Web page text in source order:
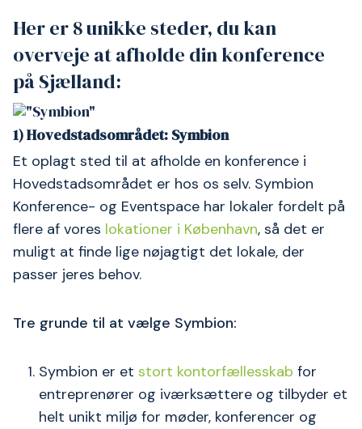
Her er 8 unikke steder, du kan
overveje at afholde din konference
på Sjælland:
1) Hovedstadsområdet: Symbion
Et oplagt sted til at afholde en konference i
Hovedstadsområdet er hos os selv. Symbion
Konference- og Eventspace har lokaler fordelt på
flere af vores lokationer i København, så det er
muligt at finde lige nøjagtigt det lokale, der
passer jeres behov.
Tre grunde til at vælge Symbion:
Symbion er et stort kontorfællesskab for
entreprenører og iværksættere og tilbyder et
helt unikt miljø for møder, konferencer og